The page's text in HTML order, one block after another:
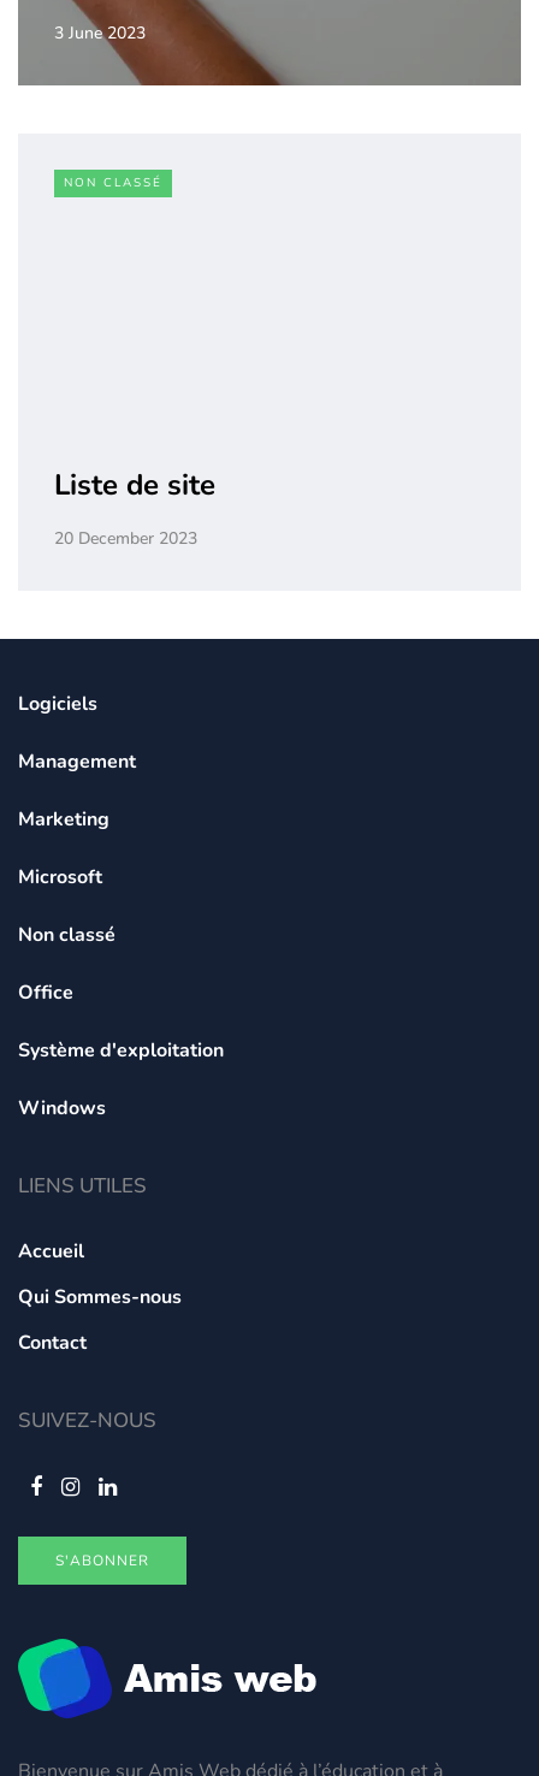
3 June 2023
NON CLASSÉ
Liste de site
20 December 2023
Bienvenue sur Amis Web dédié à l’éducation et à
Logiciels
Management
Marketing
Microsoft
Non classé
Office
Système d'exploitation
Windows
LIENS UTILES
Accueil
Qui Sommes-nous
Contact
SUIVEZ-NOUS
S'ABONNER